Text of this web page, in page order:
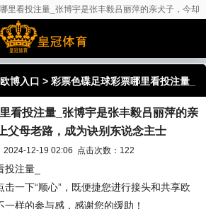
里看投注量_张博宇是张丰毅吕丽萍的亲犬子，今却
念主士
欧博入口 > 彩票色碟足球彩票哪里看投注量_
亲犬子，今却走上父母老路，成为诀别东
看投注量_张博宇是张丰毅吕丽萍的亲
父母老路，成为诀别东说念主士
2024-12-19 02:06 点击次数：122
注量_
一下“顺心”，既便捷您进行接头和共享欧
样的参与感，感谢您的缓助！